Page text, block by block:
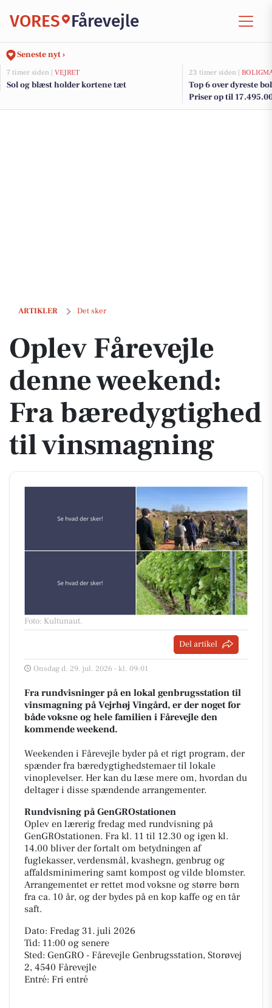
VORES Fårevejle
Seneste nyt ›
7 timer siden | VEJRET
Sol og blæst holder kortene tæt
23 timer siden |
Top 6 over dyreste
Priser op til
ARTIKLER Det sker
Oplev Fårevejle denne weekend: Fra bæredygtighed til vinsmagning
Oplev Fårevejle
denne weekend:
Fra bæredygtighed
til vinsmagning
Foto: Kultunaut.
Del artikel
Onsdag d. 29. jul. 2026 - kl. 09:01
Fra rundvisninger på en lokal genbrugsstation til
vinsmagning på Vejrhøj Vingård, er der noget for
både voksne og hele familien i Fårevejle den
kommende weekend.
Weekenden i Fårevejle byder på et rigt program, der
spænder fra bæredygtighedstemaer til lokale
vinoplevelser. Her kan du læse mere om, hvordan du
deltager i disse spændende arrangementer.
Rundvisning på GenGROstationen
Oplev en lærerig fredag med rundvisning på
GenGROstationen. Fra kl. 11 til 12.30 og igen kl.
14.00 bliver der fortalt om betydningen af
fuglekasser, verdensmål, kvashegn, genbrug og
affaldsminimering samt kompost og vilde blomster.
Arrangementet er rettet mod voksne og større børn
fra ca. 10 år, og der bydes på en kop kaffe og en tår
saft.
Dato: Fredag 31. juli 2026
Tid: 11:00 og senere
Sted: GenGRO - Fårevejle Genbrugsstation, Storøvej
2, 4540 Fårevejle
Entré: Fri entré